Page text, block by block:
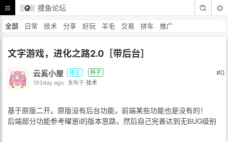
摸鱼论坛
全部 日常 技术 分享 好玩 羊毛 交易 拼车 推广
文字游戏，进化之路2.0［带后台］
云奚小屋 楼主
种子
193day ago
发布于 技术
#0
基于原版二开。原版没有后台功能，前端某些功能也是没有的！
后端部分功能参考曜崽i的版本思路，然后自己完善达到无BUG级别